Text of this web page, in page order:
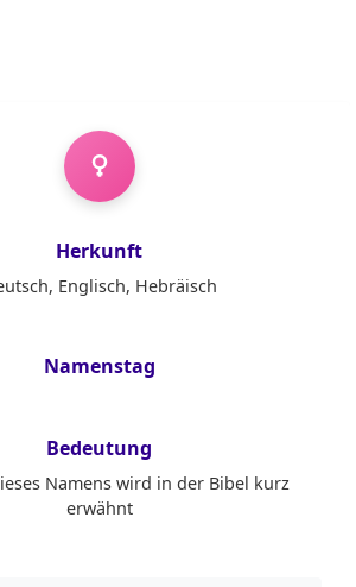
Mädchenname
Herkunft
Englisch, Hebräisch
Namenstag
Bedeutung
Namens wird in der Bibel kurz
erwähnt